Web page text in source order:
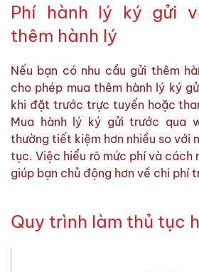
Phí hành lý ký gửi
thêm hành lý
Nếu bạn có nhu cầu gửi thêm
cho phép mua thêm hành lý ký
khi đặt trước trực tuyến hoặc
Mua hành lý ký gửi trước qua
thường tiết kiệm hơn nhiều so với
tục. Việc hiểu rõ mức phí và cách
giúp bạn chủ động hơn về chi phí
Quy trình làm thủ tục